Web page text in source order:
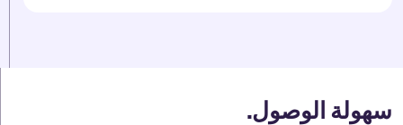
سهولة الوصول.